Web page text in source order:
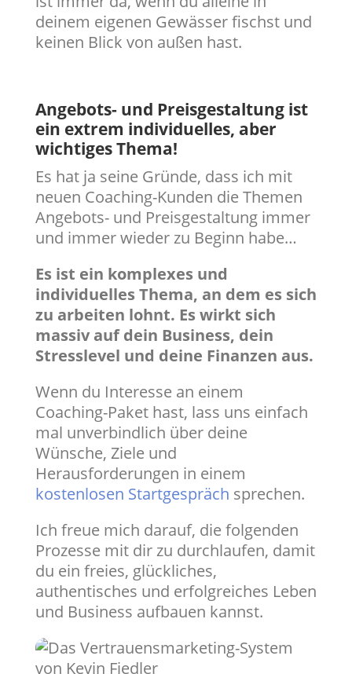
deinem eigenen Gewässer fischst und
keinen Blick von außen hast.
Angebots- und Preisgestaltung ist
ein extrem individuelles, aber
wichtiges Thema!
Es hat ja seine Gründe, dass ich mit
neuen Coaching-Kunden die Themen
Angebots- und Preisgestaltung immer
und immer wieder zu Beginn habe…
Es ist ein komplexes und
individuelles Thema, an dem es sich
zu arbeiten lohnt. Es wirkt sich
massiv auf dein Business, dein
Stresslevel und deine Finanzen aus.
Wenn du Interesse an einem
Coaching-Paket hast, lass uns einfach
mal unverbindlich über deine
Wünsche, Ziele und
Herausforderungen in einem
kostenlosen Startgespräch sprechen.
Ich freue mich darauf, die folgenden
Prozesse mit dir zu durchlaufen, damit
du ein freies, glückliches,
authentisches und erfolgreiches Leben
und Business aufbauen kannst.